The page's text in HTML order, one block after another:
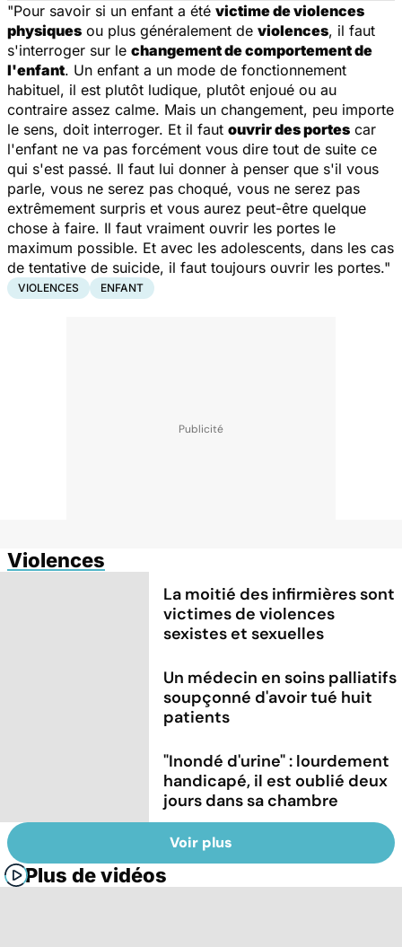
"Pour savoir si un enfant a été victime de violences
physiques ou plus généralement de violences, il faut
s'interroger sur le changement de comportement de
l'enfant. Un enfant a un mode de fonctionnement
habituel, il est plutôt ludique, plutôt enjoué ou au
contraire assez calme. Mais un changement, peu importe
le sens, doit interroger. Et il faut ouvrir des portes car
l'enfant ne va pas forcément vous dire tout de suite ce
qui s'est passé. Il faut lui donner à penser que s'il vous
parle, vous ne serez pas choqué, vous ne serez pas
extrêmement surpris et vous aurez peut-être quelque
chose à faire. Il faut vraiment ouvrir les portes le
maximum possible. Et avec les adolescents, dans les cas
de tentative de suicide, il faut toujours ouvrir les portes."
VIOLENCES ENFANT
Violences
La moitié des infirmières sont
victimes de violences
sexistes et sexuelles
Un médecin en soins palliatifs
soupçonné d'avoir tué huit
patients
"Inondé d'urine" : lourdement
handicapé, il est oublié deux
jours dans sa chambre
Voir plus
Plus de vidéos